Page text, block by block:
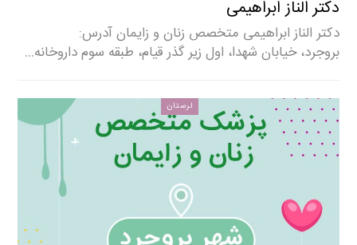
دکتر الناز ابراهیمی
دکتر الناز ابراهیمی متخصص زنان و زایمان آدرس:
بروجرد، خیابان شهدا، اول زیر گذر قیام، طبقه سوم داروخانه…
لرستان